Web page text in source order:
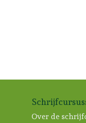
Over de